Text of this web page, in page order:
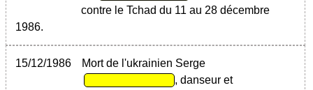
contre le Tchad du 11 au 28 décembre
1986.
15/12/1986
Mort de l'ukrainien Serge
, danseur et